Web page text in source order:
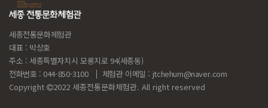
세종전통문화체험관
대표 : 박상호
주소 : 세종특별자치시 모롱지로 94(세종동)
전화번호 : 044-850-3100
체험관 이메일 : jtchehum@naver.com
Copyright
2022 세종전통문화체험관. All right reserved